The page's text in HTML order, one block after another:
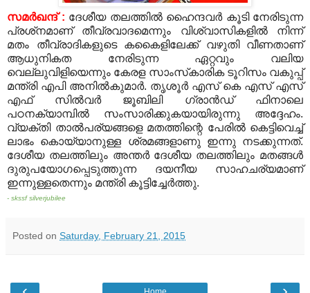
സമര്‍ഖന്ദ് : ദേശീയ തലത്തില്‍ ഹൈന്ദവര്‍ കൂടി നേരിടുന്ന
പ്രശ്‌നമാണ് തീവ്രവാദമെന്നും വിശ്വാസികളില്‍ നിന്ന്
മതം തീവ്രാദികളുടെ കകൈളിലേക്ക് വഴുതി വീണതാണ്
ആധുനികത നേരിടുന്ന ഏറ്റവും വലിയ
വെല്ലുവിളിയെന്നും കേരള സാംസ്‌കാരിക ടൂറിസം വകുപ്പ്
മന്ത്രി എപി അനില്‍കുമാര്‍. തൃശൂര്‍ എസ് കെ എസ് എസ്
എഫ് സില്‍വര്‍ ജൂബിലി ഗ്രാന്‍ഡ് ഫിനാലെ
പഠനക്യാമ്പില്‍ സംസാരിക്കുകയായിരുന്നു അദ്ദേഹം.
വ്യക്തി താല്‍പര്യങ്ങളെ മതത്തിന്റെ പേരില്‍ കെട്ടിവെച്ച്
ലാഭം കൊയ്യാനുള്ള ശ്രമങ്ങളാണു ഇന്നു നടക്കുന്നത്.
ദേശീയ തലത്തിലും അന്തര്‍ ദേശീയ തലത്തിലും മതങ്ങള്‍
ദുരുപയോഗപ്പെടുത്തുന്ന ദയനീയ സാഹചര്യമാണ്
ഇന്നുള്ളതെന്നും മന്ത്രി കൂട്ടിച്ചേര്‍ത്തു.
- skssf silverjubilee
Posted on Saturday, February 21, 2015